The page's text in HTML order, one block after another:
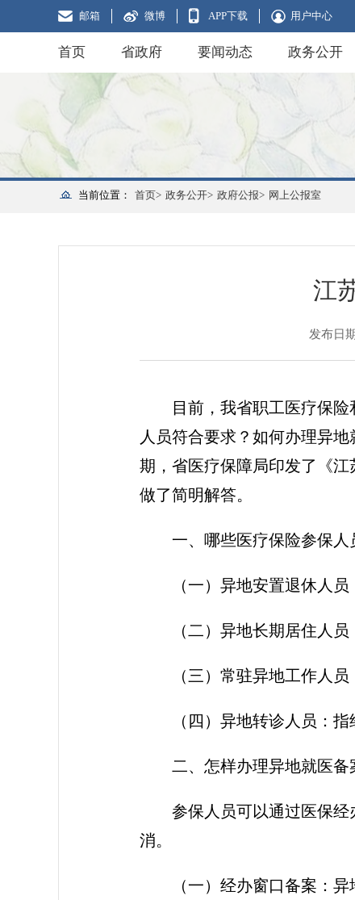
邮箱 微博 APP下载 用户中心
首页 省政府 要闻动态 政务公开
当前位置： 首页> 政务公开> 政府公报> 网上公报室
江
发布日
目前，我省职工医疗保
人员符合要求？如何办理异
期，省医疗保障局印发了《
做了简明解答。
一、哪些医疗保险参保
（一）异地安置退休人
（二）异地长期居住人
（三）常驻异地工作人
（四）异地转诊人员：
二、怎样办理异地就医备
参保人员可以通过医保
消。
（一）经办窗口备案：